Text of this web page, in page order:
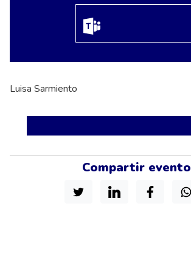
Compartir evento
Luisa Sarmiento